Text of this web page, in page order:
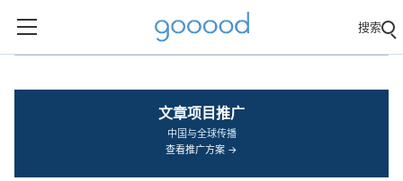
搜索
文章项目推广
中国与全球传播
查看推广方案 →